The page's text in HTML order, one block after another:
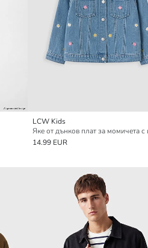
LCW Kids
14.99 EUR